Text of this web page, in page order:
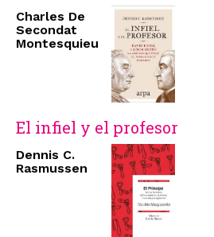
Charles De
Secondat
Montesquieu
El infiel y el profesor
Dennis C.
Rasmussen